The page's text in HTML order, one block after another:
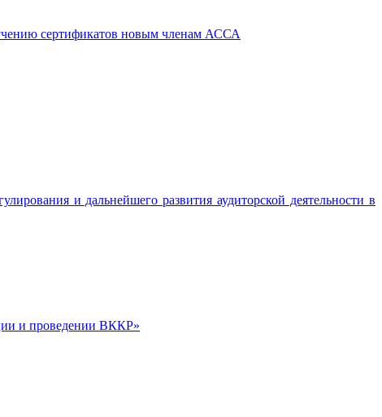
сертификатов новым членам АССА
и дальнейшего развития аудиторской деятельности в
и проведении ВККР»